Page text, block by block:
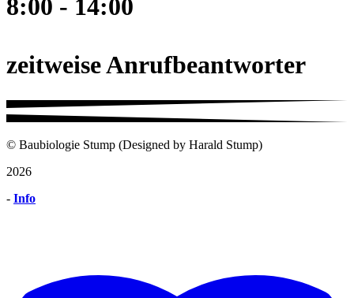
8:00 - 14:00
zeitweise Anrufbeantworter
© Baubiologie Stump (Designed by Harald Stump)
2026
- Info